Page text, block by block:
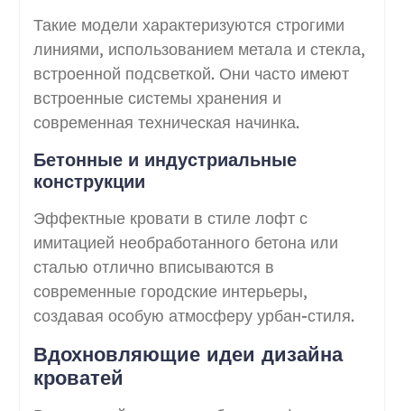
Такие модели характеризуются строгими
линиями, использованием метала и стекла,
встроенной подсветкой. Они часто имеют
встроенные системы хранения и
современная техническая начинка.
Бетонные и индустриальные
конструкции
Эффектные кровати в стиле лофт с
имитацией необработанного бетона или
сталью отлично вписываются в
современные городские интерьеры,
создавая особую атмосферу урбан-стиля.
Вдохновляющие идеи дизайна
кроватей